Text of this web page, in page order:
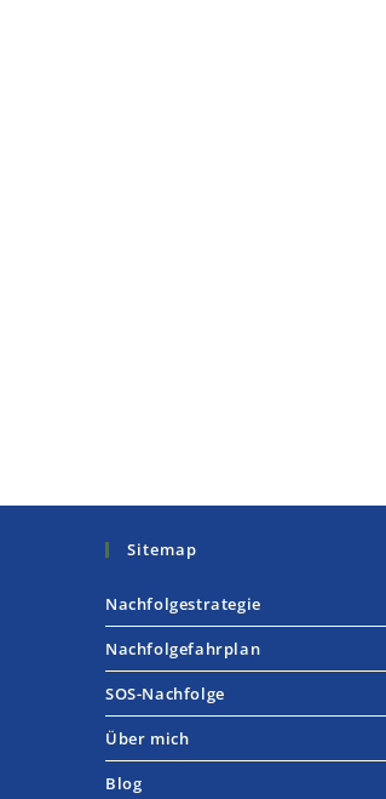
Sitemap
Nachfolgestrategie
Nachfolgefahrplan
SOS-Nachfolge
Über mich
Blog